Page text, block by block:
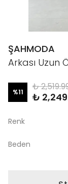
ŞAHMODA
Arkası Uzun
%11 ₺
₺
Renk
Beden